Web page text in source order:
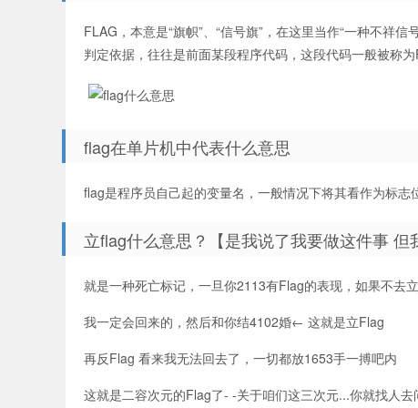
FLAG，本意是“旗帜”、“信号旗”，在这里当作“一种不祥
判定依据，往往是前面某段程序代码，这段代码一般被称为
flag在单片机中代表什么意思
flag是程序员自己起的变量名，一般情况下将其看作为标
立flag什么意思？【是我说了我要做这件事 但
就是一种死亡标记，一旦你2113有Flag的表现，如果不去
我一定会回来的，然后和你结4102婚← 这就是立Flag
再反Flag 看来我无法回去了，一切都放1653手一搏吧内
这就是二容次元的Flag了- -关于咱们这三次元...你就找人